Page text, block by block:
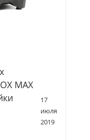
17
июля
2019
MAX